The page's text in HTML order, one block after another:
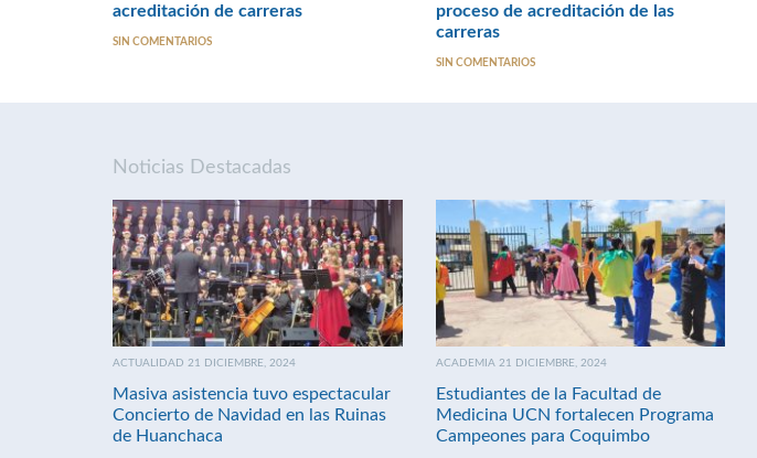
acreditación de carreras
SIN COMENTARIOS
proceso de acreditación de las
carreras
SIN COMENTARIOS
Noticias Destacadas
ACTUALIDAD 21 DICIEMBRE, 2024
Masiva asistencia tuvo espectacular
Concierto de Navidad en las Ruinas
de Huanchaca
ACADEMIA 21 DICIEMBRE, 2024
Estudiantes de la Facultad de
Medicina UCN fortalecen Programa
Campeones para Coquimbo